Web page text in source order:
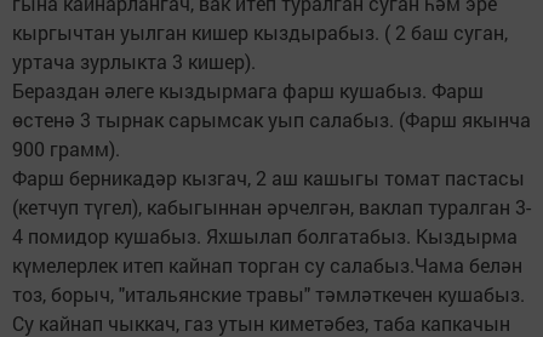
кыргычтан уылган кишер кыздырабыз. ( 2 баш суган,
уртача зурлыкта 3 кишер).
Бераздан әлеге кыздырмага фарш кушабыз. Фарш
өстенә 3 тырнак сарымсак уып салабыз. (Фарш якынча
900 грамм).
Фарш берникадәр кызгач, 2 аш кашыгы томат пастасы
(кетчуп түгел), кабыгыннан әрчелгән, ваклап туралган 3-
4 помидор кушабыз. Яхшылап болгатабыз. Кыздырма
күмелерлек итеп кайнап торган су салабыз.Чама белән
тоз, борыч, "итальянские травы" тәмләткечен кушабыз.
Су кайнап чыккач, газ утын киметәбез, таба капкачын